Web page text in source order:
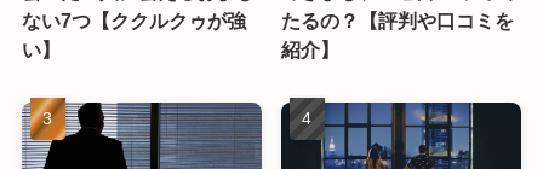
ない7つ【ククルクゥが強
い】
たるの？【評判や口コミを
紹介】